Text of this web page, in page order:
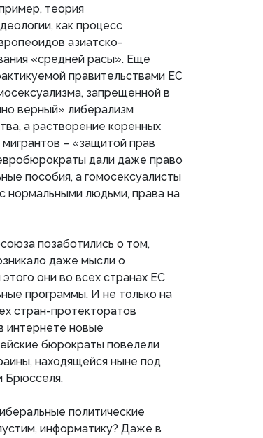
теория
как процесс
азиатско-
«средней расы». Еще
правительствами ЕС
запрещенной в
верный» либерализм
а растворение коренных
– «защитой прав
дали даже право
пособия, а гомосексуалисты
нормальными людьми, права на
позаботились о том,
даже мысли о
они во всех странах ЕС
программы. И не только на
стран-протекторатов
интернете новые
бюрократы повелели
находящейся ныне под
Брюсселя.
политические
информатику? Даже в